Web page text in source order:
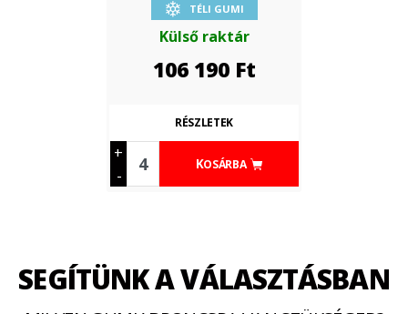
TÉLI GUMI
Külső raktár
106 190 Ft
+
-
KOSÁRBA
RÉSZLETEK
SEGÍTÜNK A VÁLASZTÁSBAN